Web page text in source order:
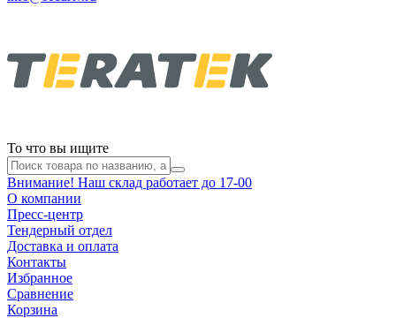
То что вы ищите
Внимание! Наш склад работает до 17-00
О компании
Пресс-центр
Тендерный отдел
Доставка и оплата
Контакты
Избранное
Сравнение
Корзина